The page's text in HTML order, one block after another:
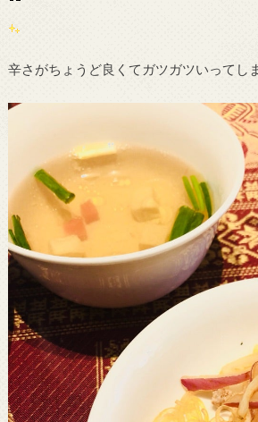
辛さがちょうど良くてガツガツいってし